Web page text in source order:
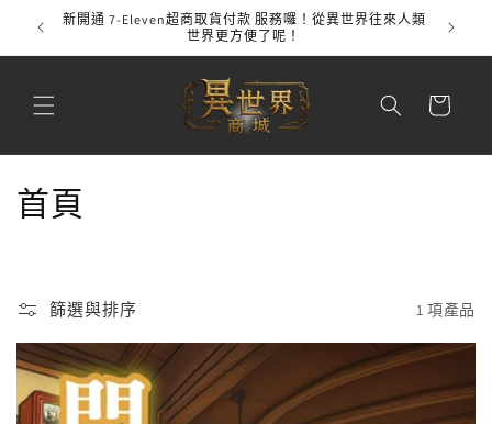
跳至內
容
新開通 7-Eleven超商取貨付款 服務囉！從異世界往來人類
世界更方便了呢！
物
商
列
:
首頁
篩選與排序 1 項產品